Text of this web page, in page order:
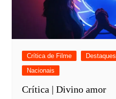
Crítica de Filme Destaques
Nacionais
Crítica | Divino amor